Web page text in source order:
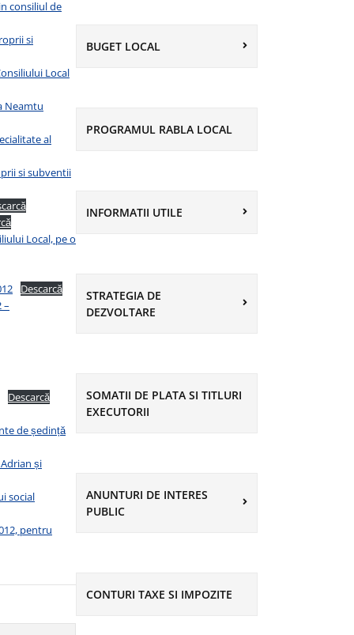
consiliul de
si
Local
Neamtu
al
si subventii
Local, pe o
Descarcă
–
Descarcă
de ședință
și
social
pentru
BUGET LOCAL
PROGRAMUL RABLA LOCAL
INFORMATII UTILE
STRATEGIA DE
DEZVOLTARE
SOMATII DE PLATA SI TITLURI
EXECUTORII
ANUNTURI DE INTERES
PUBLIC
CONTURI TAXE SI IMPOZITE